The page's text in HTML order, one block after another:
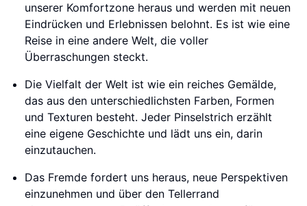
unserer Komfortzone heraus und werden mit neuen
Eindrücken und Erlebnissen belohnt. Es ist wie eine
Reise in eine andere Welt, die voller
Überraschungen steckt.
Die Vielfalt der Welt ist wie ein reiches Gemälde,
das aus den unterschiedlichsten Farben, Formen
und Texturen besteht. Jeder Pinselstrich erzählt
eine eigene Geschichte und lädt uns ein, darin
einzutauchen.
Das Fremde fordert uns heraus, neue Perspektiven
einzunehmen und über den Tellerrand